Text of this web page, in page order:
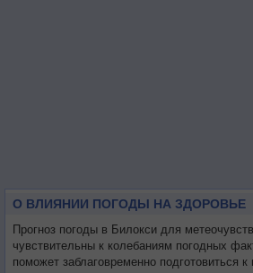
О ВЛИЯНИИ ПОГОДЫ НА ЗДОРОВЬЕ
Прогноз погоды в Билокси для
чувствительны к колебаниям погодных
поможет заблаговременно